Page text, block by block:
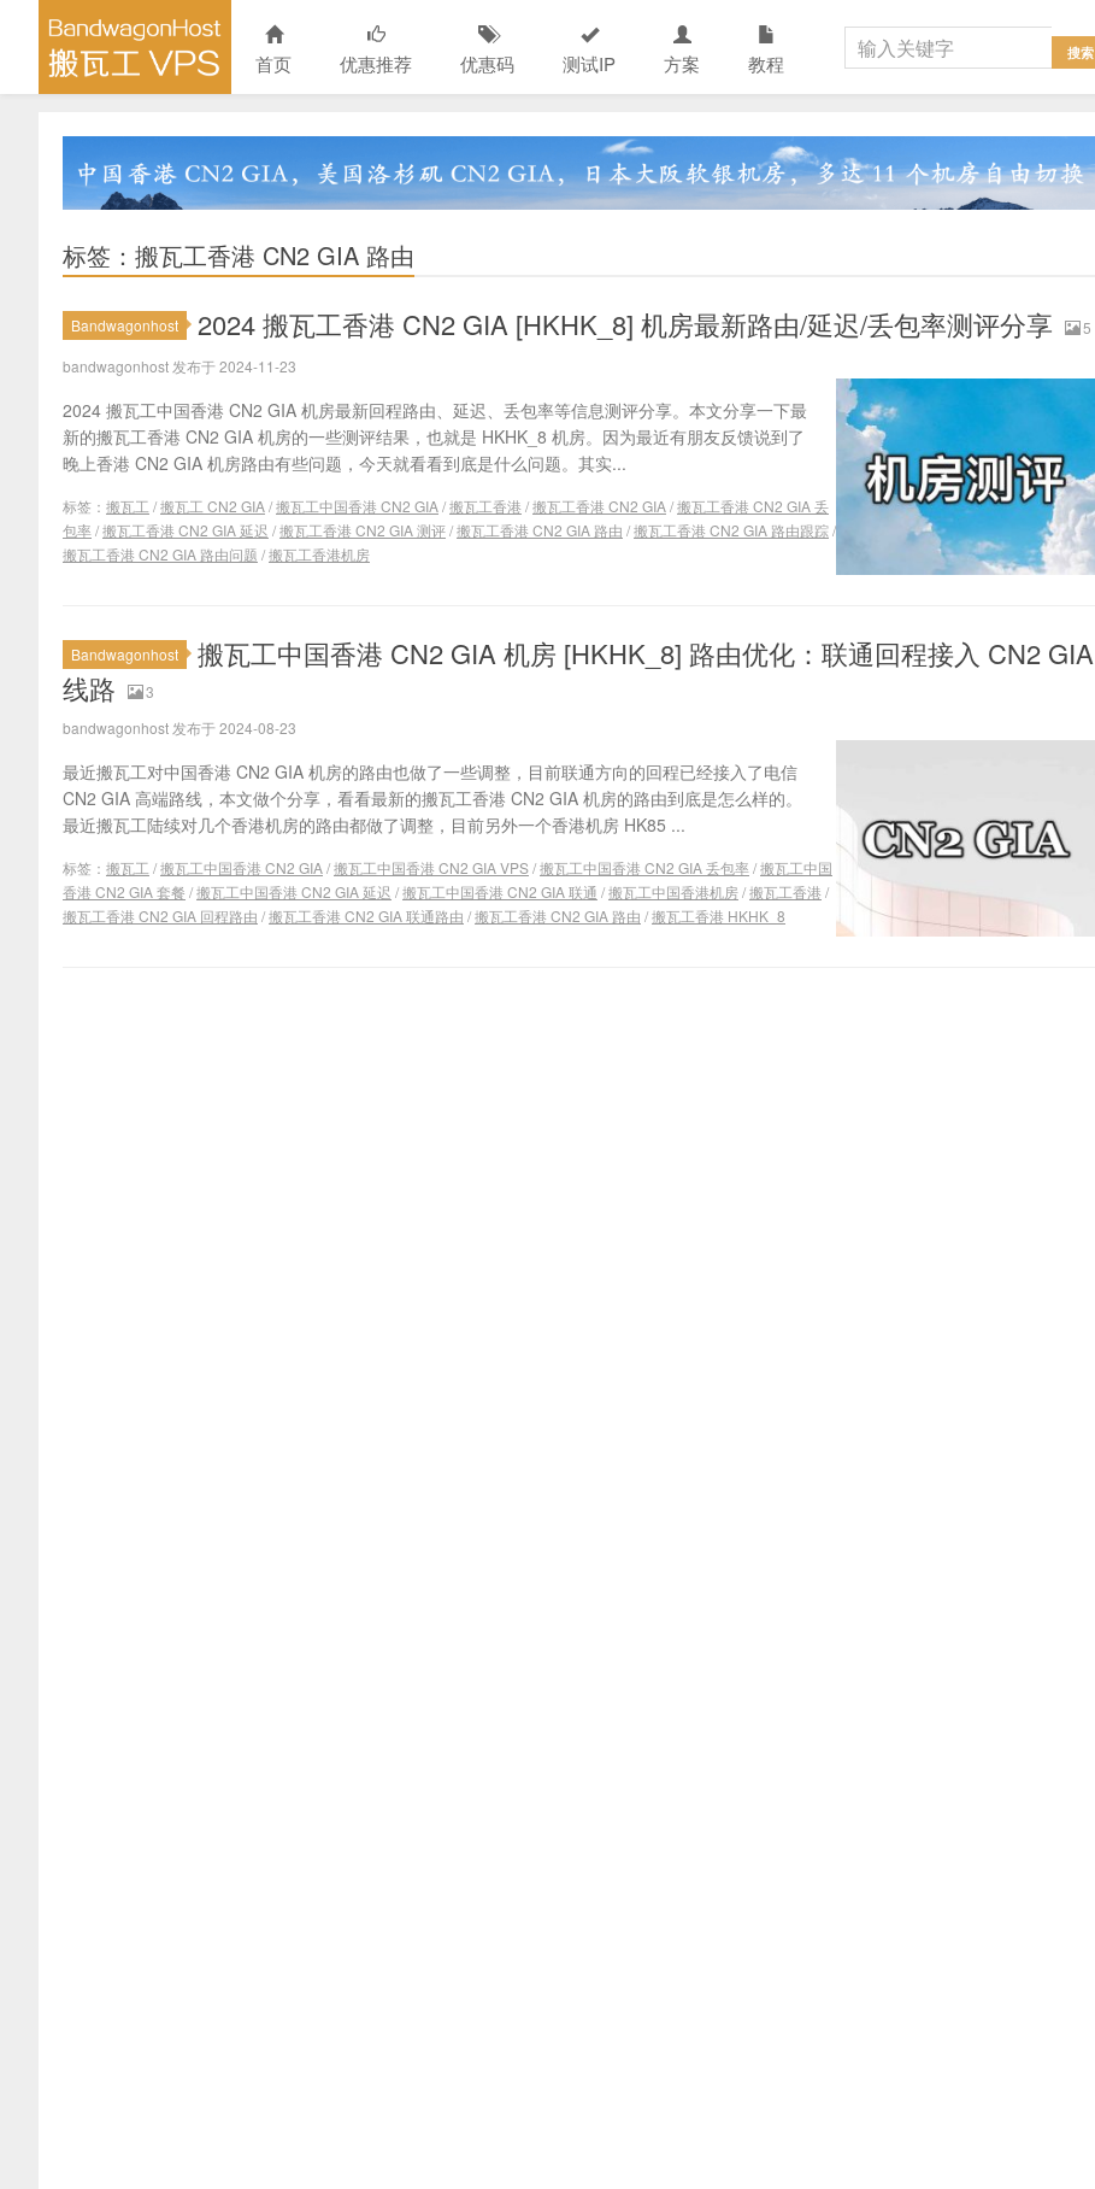
首页 优惠推荐 优惠码 测试IP 方案 教程
标签：搬瓦工香港 CN2 GIA 路由
Bandwagonhost 2024 搬瓦工香港 CN2 GIA [HKHK_8] 机房最新路由/延迟/丢包率测评分享
5
bandwagonhost 发布于 2024-11-23
2024 搬瓦工中国香港 CN2 GIA 机房最新回程路由、延迟、丢包率等信息测评分享。本文分享一下最
新的搬瓦工香港 CN2 GIA 机房的一些测评结果，也就是 HKHK_8 机房。因为最近有朋友反馈说到了
晚上香港 CN2 GIA 机房路由有些问题，今天就看看到底是什么问题。其实...
标签： 搬瓦工 /搬瓦工 CN2 GIA/搬瓦工中国香港 CN2 GIA/搬瓦工香港 /搬瓦工香港 CN2 GIA/搬瓦工香港 CN2 GIA 丢
包率/搬瓦工香港 CN2 GIA 延迟 /搬瓦工香港 CN2 GIA 测评/搬瓦工香港 CN2 GIA 路由 /搬瓦工香港 CN2 GIA 路由跟踪/
搬瓦工香港 CN2 GIA 路由问题 /搬瓦工香港机房
Bandwagonhost
搬瓦工中国香港 CN2 GIA 机房 [HKHK_8] 路由优化：联通回程接入 CN2 GIA
线路
3
bandwagonhost 发布于 2024-08-23
最近搬瓦工对中国香港 CN2 GIA 机房的路由也做了一些调整，目前联通方向的回程已经接入了电信
CN2 GIA 高端路线，本文做个分享，看看最新的搬瓦工香港 CN2 GIA 机房的路由到底是怎么样的。
最近搬瓦工陆续对几个香港机房的路由都做了调整，目前另外一个香港机房 HK85 ...
标签： 搬瓦工 /搬瓦工中国香港 CN2 GIA/搬瓦工中国香港 CN2 GIA VPS/搬瓦工中国香港 CN2 GIA 丢包率/搬瓦工中国
香港 CN2 GIA 套餐 /搬瓦工中国香港 CN2 GIA 延迟 /搬瓦工中国香港 CN2 GIA 联通 /搬瓦工中国香港机房/搬瓦工香港 /
搬瓦工香港 CN2 GIA 回程路由 /搬瓦工香港 CN2 GIA 联通路由 /搬瓦工香港 CN2 GIA 路由 /搬瓦工香港 HKHK_8